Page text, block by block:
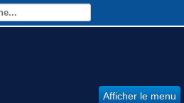
Afficher le menu